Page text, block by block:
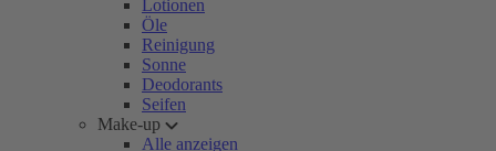
Lotionen
Öle
Reinigung
Sonne
Deodorants
Seifen
Make-up
Alle anzeigen